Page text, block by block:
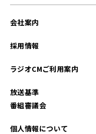
2025年09月
会社案内
採用情報
ラジオCMご利用案内
放送基準
番組審議会
個人情報について